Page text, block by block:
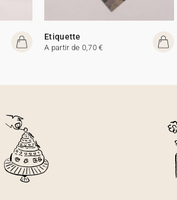
Etiquette
A partir de 0,70 €